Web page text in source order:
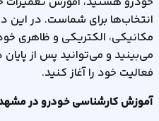
انتخاب‌ها برای شماست. در این
مکانیکی، الکتریکی و ظاهری
می‌بینید و می‌توانید پس از
فعالیت خود را آغاز کنید.
آموزش کارشناسی خودرو در